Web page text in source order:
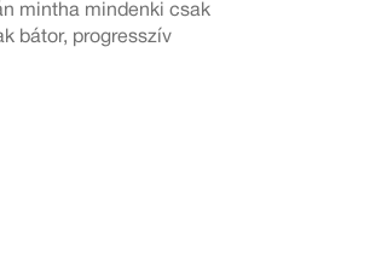
mintha mindenki csak
bátor, progresszív